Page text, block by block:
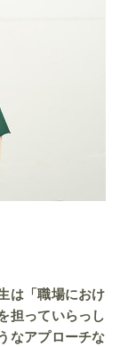
は「職場におけ
担っていらっし
なアプローチな